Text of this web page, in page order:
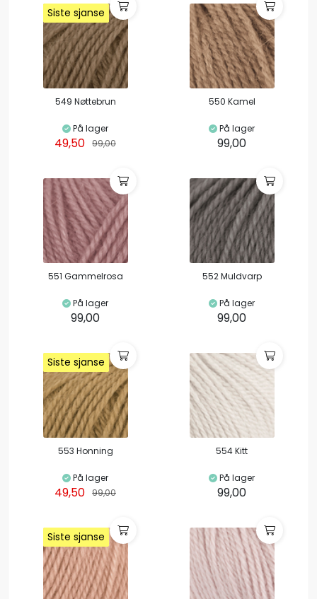
Siste sjanse
Siste sjanse
Siste sjanse
Siste sjanse
549 Nøttebrun
På lager
49,50 99,00
550 Kamel
På lager
99,00
551 Gammelrosa
På lager
99,00
552 Muldvarp
På lager
99,00
Siste sjanse
Siste sjanse
Siste sjanse
Siste sjanse
553 Honning
På lager
49,50 99,00
554 Kitt
På lager
99,00
Siste sjanse
Siste sjanse
Siste sjanse
Siste sjanse